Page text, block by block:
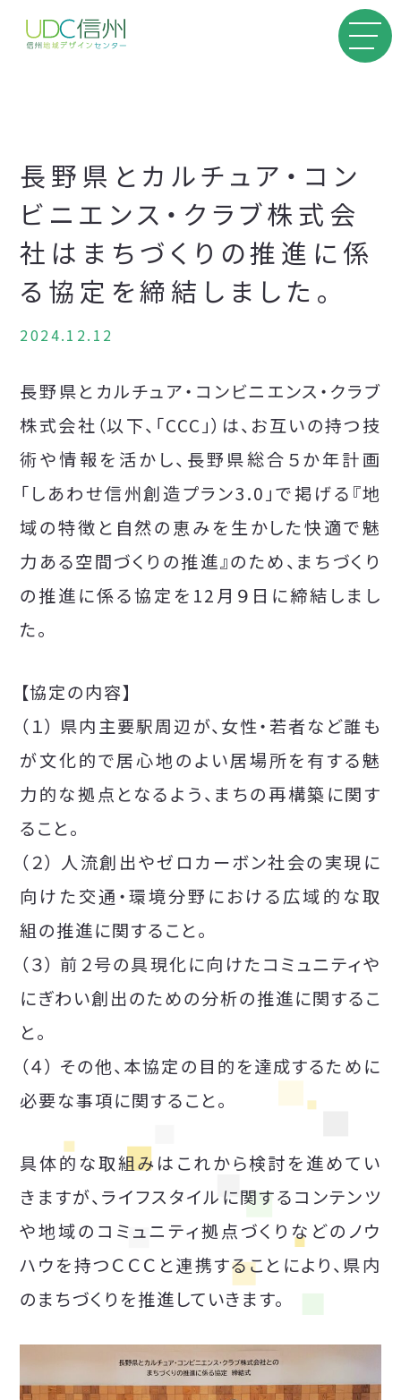
長野県とカルチュア・コン
ビニエンス・クラブ株式会
社はまちづくりの推進に係
る協定を締結しました。
2024.12.12
長野県とカルチュア・コンビニエンス・クラブ
株式会社（以下、「CCC」）は、お互いの持つ技
術や情報を活かし、長野県総合５か年計画
「しあわせ信州創造プラン3.0」で掲げる『地
域の特徴と自然の恵みを生かした快適で魅
力ある空間づくりの推進』のため、まちづくり
の推進に係る協定を12月９日に締結しまし
た。
【協定の内容】
（１） 県内主要駅周辺が、女性・若者など誰も
が文化的で居心地のよい居場所を有する魅
力的な拠点となるよう、まちの再構築に関す
ること。
（２） 人流創出やゼロカーボン社会の実現に
向けた交通・環境分野における広域的な取
組の推進に関すること。
（３） 前２号の具現化に向けたコミュニティや
にぎわい創出のための分析の推進に関するこ
と。
（４） その他、本協定の目的を達成するために
必要な事項に関すること。
具体的な取組みはこれから検討を進めてい
きますが、ライフスタイルに関するコンテンツ
や地域のコミュニティ拠点づくりなどのノウ
ハウを持つＣＣＣと連携することにより、県内
のまちづくりを推進していきます。